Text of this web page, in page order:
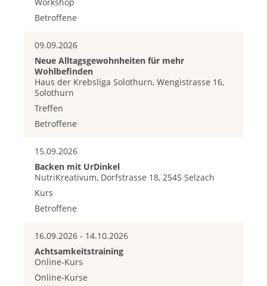
Betroffene
09.09.2026
Neue Alltagsgewohnheiten für mehr
Wohlbefinden
Haus der Krebsliga Solothurn, Wengistrasse 16,
Solothurn
Treffen
Betroffene
15.09.2026
Backen mit UrDinkel
NutriKreativum, Dorfstrasse 18, 2545 Selzach
Kurs
Betroffene
16.09.2026 - 14.10.2026
Achtsamkeitstraining
Online-Kurs
Online-Kurse